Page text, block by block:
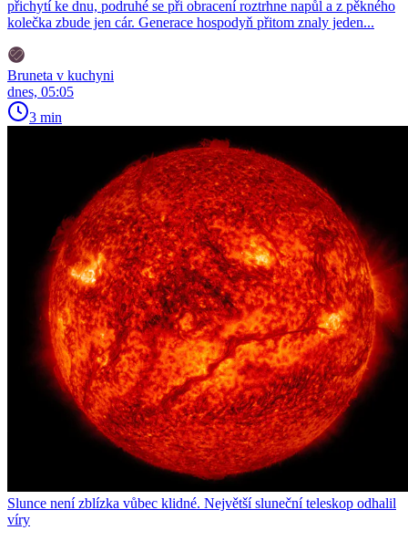
přichytí ke dnu, podruhé se při obracení roztrhne napůl a z pěkného
kolečka zbude jen cár. Generace hospodyň přitom znaly jeden...
Bruneta v kuchyni
dnes, 05:05
3 min
Slunce není zblízka vůbec klidné. Největší sluneční teleskop odhalil
víry